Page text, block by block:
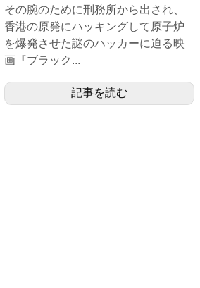
その腕のために刑務所から出され、
香港の原発にハッキングして原子炉
を爆発させた謎のハッカーに迫る映
画『ブラック...
記事を読む